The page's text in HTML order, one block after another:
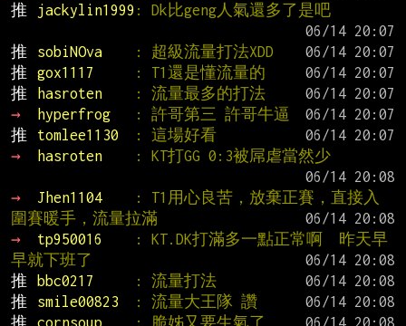
推
jackylin1999 : Dk比geng人氣還多了是吧
推
sobiNOva : 超級流量打法XDD
推
gox1117 : T1還是懂流量的
推
hasroten : 流量最多的打法
→
hyperfrog : 許哥第三 許哥牛逼
推
tomlee1130 : 這場好看
→
hasroten
: KT打GG 0:3被屌虐當然少
→
Jhen1104
: T1用心良苦，放棄正賽，直接入
圍賽暖手，流量拉滿
→
tp950016
: KT.DK打滿多一點正常啊  昨天早
早就下班了
推
bbc0217 : 流量打法
推
smile00823 : 流量大王隊 讚
推
cornsoup : 脆姊又要生氣了